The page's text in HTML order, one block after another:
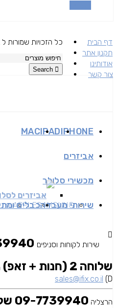
דף הבית
תקנון אתר
אודותינו
צור קשר
כל הזכויות שמורות ל iFix החל משנת 2020
IPHONE
IPAD
MAC
אביזרים
אביזרים
מכשירי סלולר
SAMSUNG
APPLE שירותי מעבדהכבלים
Search
שירות לקוחות וסניפים
שלוחה 2 (חנות + זאפ)
D)
sales@ifix.co.il
הרצליה